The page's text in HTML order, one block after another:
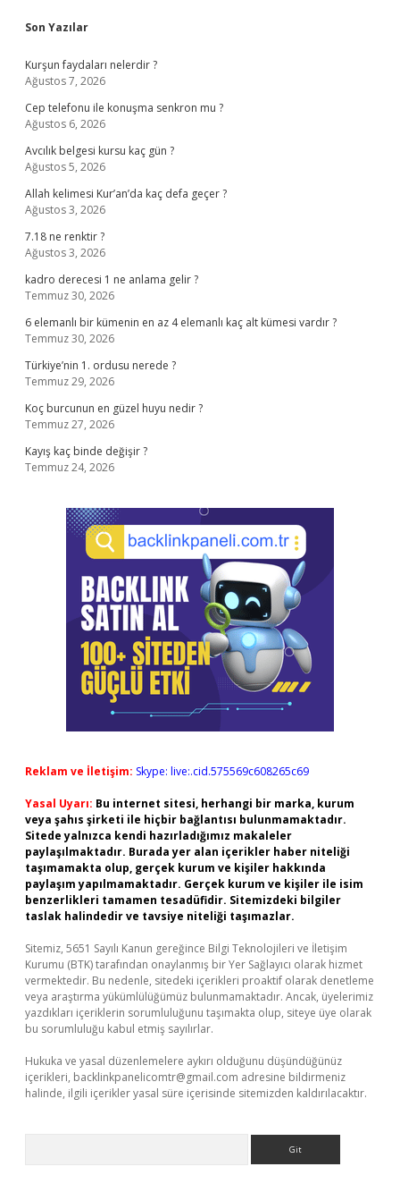
Sidebar
Son Yazılar
Kurşun faydaları nelerdir ?
Ağustos 7, 2026
Cep telefonu ile konuşma senkron mu ?
Ağustos 6, 2026
Avcılık belgesi kursu kaç gün ?
Ağustos 5, 2026
Allah kelimesi Kur’an’da kaç defa geçer ?
Ağustos 3, 2026
7.18 ne renktir ?
Ağustos 3, 2026
kadro derecesi 1 ne anlama gelir ?
Temmuz 30, 2026
6 elemanlı bir kümenin en az 4 elemanlı kaç alt kümesi vardır ?
Temmuz 30, 2026
Türkiye’nin 1. ordusu nerede ?
Temmuz 29, 2026
Koç burcunun en güzel huyu nedir ?
Temmuz 27, 2026
Kayış kaç binde değişir ?
Temmuz 24, 2026
Reklam ve İletişim: Skype: live:.cid.575569c608265c69
Yasal Uyarı: Bu internet sitesi, herhangi bir marka, kurum
veya şahıs şirketi ile hiçbir bağlantısı bulunmamaktadır.
Sitede yalnızca kendi hazırladığımız makaleler
paylaşılmaktadır. Burada yer alan içerikler haber niteliği
taşımamakta olup, gerçek kurum ve kişiler hakkında
paylaşım yapılmamaktadır. Gerçek kurum ve kişiler ile isim
benzerlikleri tamamen tesadüfidir. Sitemizdeki bilgiler
taslak halindedir ve tavsiye niteliği taşımazlar.
Sitemiz, 5651 Sayılı Kanun gereğince Bilgi Teknolojileri ve İletişim
Kurumu (BTK) tarafından onaylanmış bir Yer Sağlayıcı olarak hizmet
vermektedir. Bu nedenle, sitedeki içerikleri proaktif olarak denetleme
veya araştırma yükümlülüğümüz bulunmamaktadır. Ancak, üyelerimiz
yazdıkları içeriklerin sorumluluğunu taşımakta olup, siteye üye olarak
bu sorumluluğu kabul etmiş sayılırlar.
Hukuka ve yasal düzenlemelere aykırı olduğunu düşündüğünüz
içerikleri, backlinkpanelicomtr@gmail.com adresine bildirmeniz
halinde, ilgili içerikler yasal süre içerisinde sitemizden kaldırılacaktır.